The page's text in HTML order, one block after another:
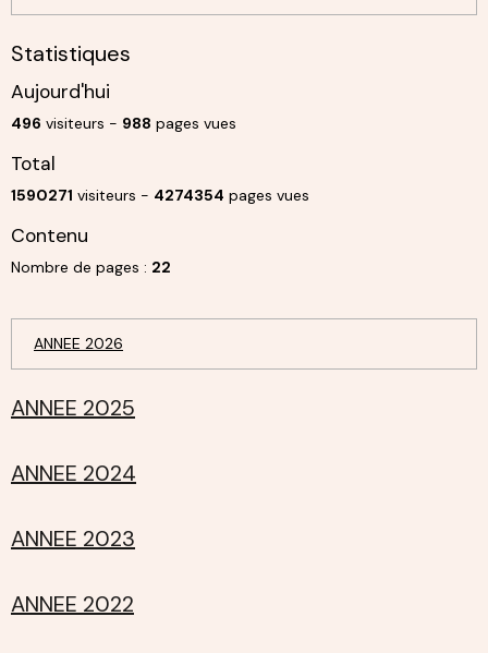
Statistiques
Aujourd'hui
496 visiteurs - 988 pages vues
Total
1590271 visiteurs - 4274354 pages vues
Contenu
Nombre de pages : 22
ANNEE 2026
ANNEE 2025
ANNEE 2024
ANNEE 2023
ANNEE 2022